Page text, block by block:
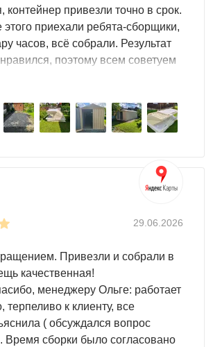
разместить внутри автомобиль,
будетусиленная конструкция.
жесткости делают гараж
Ему не страшны никакие внешние
– это помещение, которое
хранения. Что хранить внутри?
Вы можете использоватьсистемы
уместить в гараже еще больше вещей.
для всего!
контейнер привезли точно в срок.
этого приехали ребята-сборщики,
часов, всё собрали. Результат
поэтому всем советуем
29.06.2026
Привезли и собрали в
качественная!
менеджеру Ольге: работает
терпеливо к клиенту, все
( обсуждался вопрос
Время сборки было согласовано